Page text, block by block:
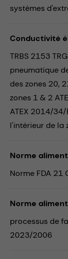
systèmes
Conductivité
TRBS 2153
pneumatique
des zones 20,
zones 1 & 2
ATEX 2014/
l'intérieur de la
Norme
Norme FDA 21
Norme
processus de
2023/2006